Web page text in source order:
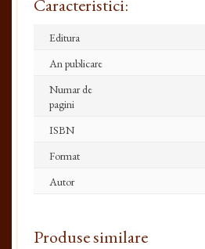
Caracteristici:
Editura
An publicare
Numar de
pagini
ISBN
Format
Autor
Produse similare